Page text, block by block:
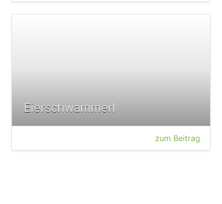
Eierschwammerl
zum Beitrag